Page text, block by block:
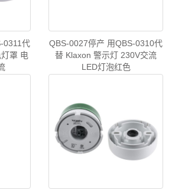
0311代
罩 电
QBS-0027停产 用QBS-0310代
替 Klaxon 警示灯 230V交流
LED灯泡红色